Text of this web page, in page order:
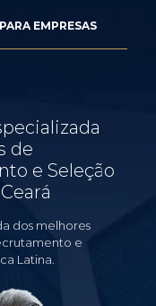
EMPRESAS
de
e Seleção
dos melhores
e
Latina.